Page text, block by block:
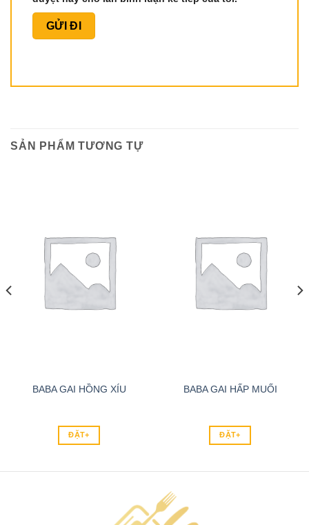
SẢN PHẨM TƯƠNG TỰ
BABA GAI HỒNG XÍU
ĐẶT+
BABA GAI HẤP MUỐI
ĐẶT+